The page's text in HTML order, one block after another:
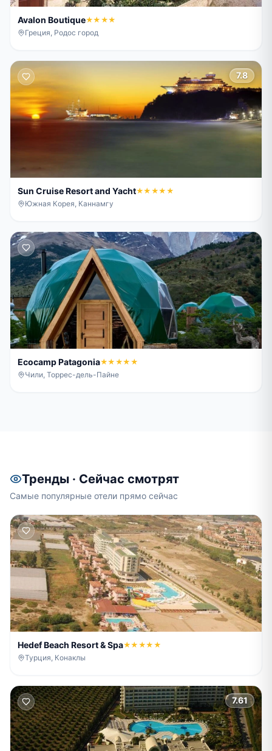
Avalon Boutique★★★★
Греция, Родос город
7.8
Sun Cruise Resort and Yacht★★★★★
Южная Корея, Каннамгу
Ecocamp Patagonia★★★★★
Чили, Торрес-дель-Пайне
Тренды · Сейчас смотрят
Самые популярные отели прямо сейчас
Hedef Beach Resort & Spa★★★★★
Турция, Конаклы
7.61